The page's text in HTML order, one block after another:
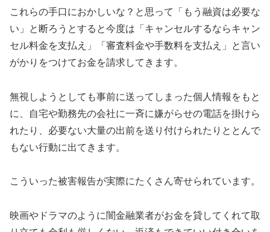
これらの手口におかしいな？と思って「もう融資は必要な
い」と断ろうとすると今度は「キャンセルするならキャン
セル料金を支払え」「審査料金や手数料を支払え」と言い
がかりをつけてお金を請求してきます。
無視しようとしても事前に送ってしまった個人情報をもと
に、自宅や勤務先の会社に一斉に嫌がらせの電話を掛けら
れたり、必要ない大量の出前を送り付けられたりととんで
もない行動に出てきます。
こういった被害報告が実際にたくさん寄せられています。
映画やドラマのように闇金融業者がお金を貸してくれて取